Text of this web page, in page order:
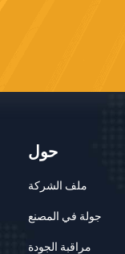
حول
ملف الشركة
جولة في المصنع
مراقبة الجودة